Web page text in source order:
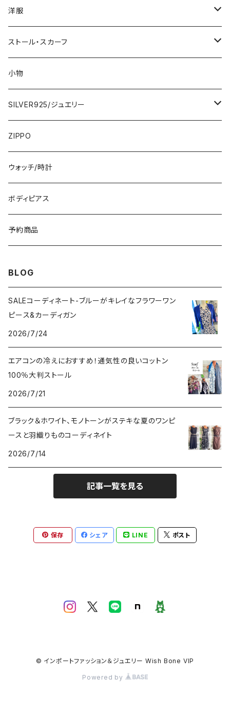
1000円
2000円
3000円
5000円
7000円
洋服
インポートワンピース
ロング・マキシ
ひざ・ミディ
トップス・カーディガン・アウター
カーディガン
イタリア製ジャケット
スカート・パンツ
ストール・スカーフ
大判ストール・ロングスカーフ
小さめスカーフ
コットンストール・スカーフ
冬物・マフラー
小物
SILVER925/ジュエリー
指輪・リング
ネックレス・ペンダントトップ
ピアス・イヤリング
ブレスレット・バングル
ZIPPO
ウォッチ/時計
ボディピアス
予約商品
BLOG
SALEコーディネート-ブルーがキレイなフラワーワン
ピース&カーディガン
2026/7/24
エアコンの冷えにおすすめ！通気性の良いコットン
100％大判ストール
2026/7/21
ブラック＆ホワイト、モノトーンがステキな夏のワンピ
ースと羽織りものコーディネイト
2026/7/14
記事一覧を見る
保存 シェア LINE ポスト
© インポートファッション＆ジュエリー Wish Bone VIP
Powered by